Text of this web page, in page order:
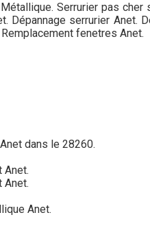
Serrurier pas cher
Dépannage serrurier Anet.
fenetres Anet.
dans le 28260.
Anet.
Anet.
Anet.